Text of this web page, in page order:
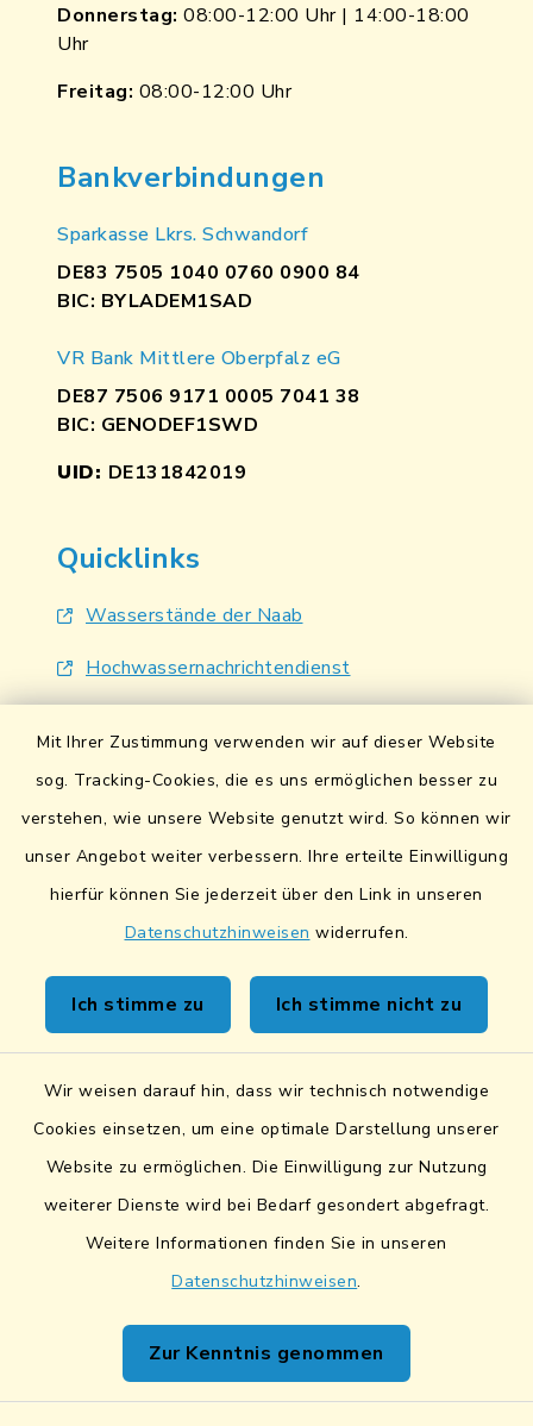
Mit Ihrer Zustimmung verwenden wir auf dieser Website
sog. Tracking-Cookies, die es uns ermöglichen besser zu
verstehen, wie unsere Website genutzt wird. So können wir
unser Angebot weiter verbessern. Ihre erteilte Einwilligung
hierfür können Sie jederzeit über den Link in unseren
Datenschutzhinweisen widerrufen.
Ich stimme zu Ich stimme nicht zu
Wir weisen darauf hin, dass wir technisch notwendige
Cookies einsetzen, um eine optimale Darstellung unserer
Website zu ermöglichen. Die Einwilligung zur Nutzung
weiterer Dienste wird bei Bedarf gesondert abgefragt.
Weitere Informationen finden Sie in unseren
Datenschutzhinweisen.
Zur Kenntnis genommen
Donnerstag: 08:00-12:00 Uhr | 14:00-18:00
Uhr
Freitag: 08:00-12:00 Uhr
Bankverbindungen
Sparkasse Lkrs. Schwandorf
DE83 7505 1040 0760 0900 84
BIC: BYLADEM1SAD
VR Bank Mittlere Oberpfalz eG
DE87 7506 9171 0005 7041 38
BIC: GENODEF1SWD
UID: DE131842019
Quicklinks
Wasserstände der Naab
Hochwassernachrichtendienst
Lokales Bündnis für Familien
Fairtrade-Towns
Kontakt
Sicheres Kontaktformular
Sicherer Datentransfer
Datenschutz
Netiquette